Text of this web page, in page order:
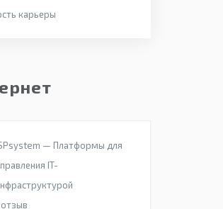
карьеры
— Платформы для
IT-
отзыв